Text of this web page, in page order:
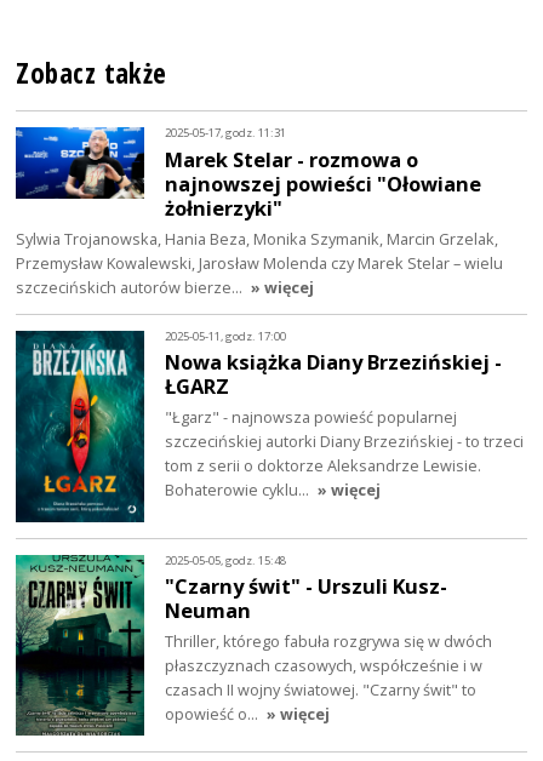
Zobacz także
2025-05-17, godz. 11:31
Marek Stelar - rozmowa o
najnowszej powieści "Ołowiane
żołnierzyki"
Sylwia Trojanowska, Hania Beza, Monika Szymanik, Marcin Grzelak,
Przemysław Kowalewski, Jarosław Molenda czy Marek Stelar – wielu
szczecińskich autorów bierze… » więcej
2025-05-11, godz. 17:00
Nowa książka Diany Brzezińskiej -
ŁGARZ
"Łgarz" - najnowsza powieść popularnej
szczecińskiej autorki Diany Brzezińskiej - to trzeci
tom z serii o doktorze Aleksandrze Lewisie.
Bohaterowie cyklu… » więcej
2025-05-05, godz. 15:48
"Czarny świt" - Urszuli Kusz-
Neuman
Thriller, którego fabuła rozgrywa się w dwóch
płaszczyznach czasowych, współcześnie i w
czasach II wojny światowej. "Czarny świt" to
opowieść o… » więcej